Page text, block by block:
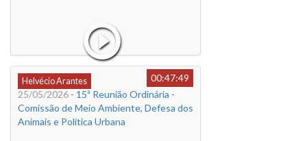
Helvécio Arantes
00:47:49
25/05/2026 - 15ª Reunião Ordinária -
Comissão de Meio Ambiente, Defesa dos
Animais e Política Urbana